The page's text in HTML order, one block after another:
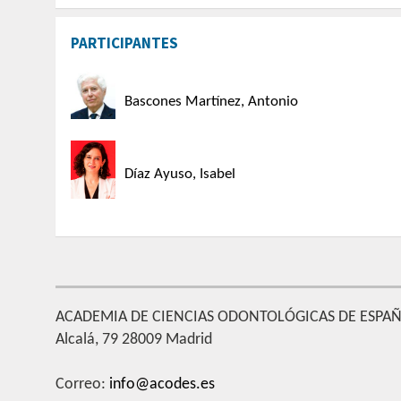
PARTICIPANTES
Bascones Martínez, Antonio
Díaz Ayuso, Isabel
ACADEMIA DE CIENCIAS ODONTOLÓGICAS DE
Alcalá, 79 28009 Madrid
Correo: info@acodes.es